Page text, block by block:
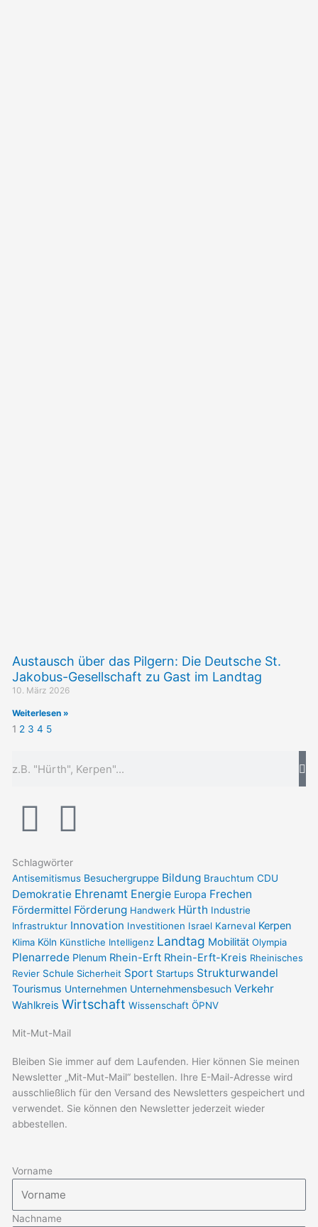
Austausch über das Pilgern: Die Deutsche St.
Jakobus-Gesellschaft zu Gast im Landtag
10. März 2026
Weiterlesen »
1 2 3 4 5
I
n
s
t
a
g
r
a
m
F
a
c
e
b
o
o
k
-
Schlagwörter
Antisemitismus Besuchergruppe Bildung Brauchtum CDU
Demokratie Ehrenamt Energie Europa Frechen
Fördermittel Förderung Handwerk Hürth Industrie
Infrastruktur Innovation Investitionen Israel Karneval Kerpen
Klima Köln Künstliche Intelligenz Landtag Mobilität Olympia
Plenarrede Plenum Rhein-Erft Rhein-Erft-Kreis Rheinisches
Revier Schule Sicherheit Sport Startups Strukturwandel
Tourismus Unternehmen Unternehmensbesuch Verkehr
Wahlkreis Wirtschaft Wissenschaft ÖPNV
Mit-Mut-Mail
Bleiben Sie immer auf dem Laufenden. Hier können Sie meinen
Newsletter „Mit-Mut-Mail“ bestellen. Ihre E-Mail-Adresse wird
ausschließlich für den Versand des Newsletters gespeichert und
verwendet. Sie können den Newsletter jederzeit wieder
abbestellen.
Vorname
Nachname